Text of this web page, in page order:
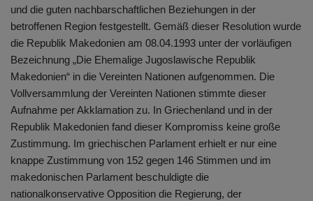
und die guten nachbarschaftlichen Beziehungen in der
betroffenen Region festgestellt. Gemäß dieser Resolution wurde
die Republik Makedonien am 08.04.1993 unter der vorläufigen
Bezeichnung „Die Ehemalige Jugoslawische Republik
Makedonien“ in die Vereinten Nationen aufgenommen. Die
Vollversammlung der Vereinten Nationen stimmte dieser
Aufnahme per Akklamation zu. In Griechenland und in der
Republik Makedonien fand dieser Kompromiss keine große
Zustimmung. Im griechischen Parlament erhielt er nur eine
knappe Zustimmung von 152 gegen 146 Stimmen und im
makedonischen Parlament beschuldigte die
nationalkonservative Opposition die Regierung, der